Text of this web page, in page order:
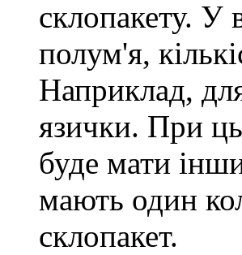
склопакету. У
полум'я,
Наприклад,
язички. При
буде мати
мають один
склопакет.